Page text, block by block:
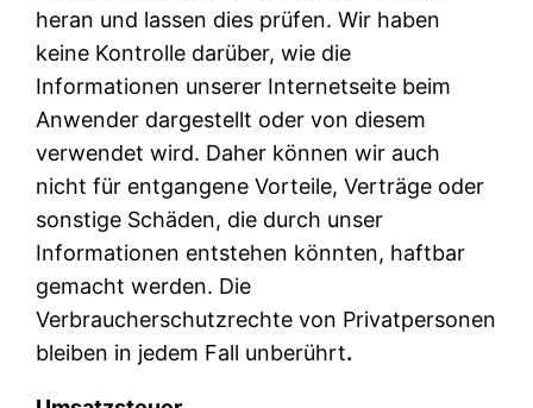
heran und lassen dies prüfen. Wir haben
keine Kontrolle darüber, wie die
Informationen unserer Internetseite beim
Anwender dargestellt oder von diesem
verwendet wird. Daher können wir auch
nicht für entgangene Vorteile, Verträge oder
sonstige Schäden, die durch unser
Informationen entstehen könnten, haftbar
gemacht werden. Die
Verbraucherschutzrechte von Privatpersonen
bleiben in jedem Fall unberührt.